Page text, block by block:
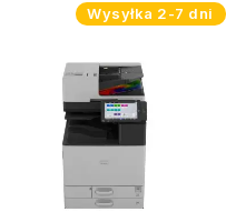
Wysyłka 2-7 dni